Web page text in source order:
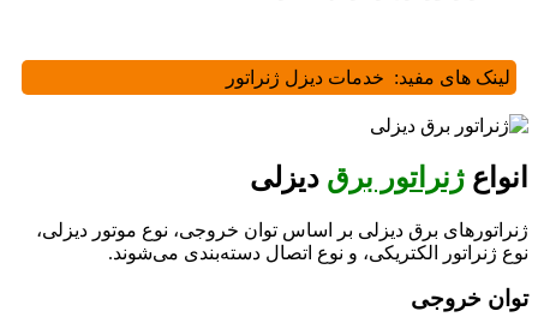
لینک های مفید: خدمات دیزل ژنراتور
انواع ژنراتور برق دیزلی
ژنراتورهای برق دیزلی بر اساس توان خروجی، نوع موتور دیزلی،
نوع ژنراتور الکتریکی، و نوع اتصال دسته‌بندی می‌شوند.
توان خروجی